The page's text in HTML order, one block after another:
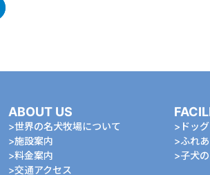
ABOUT US
世界の名犬牧場について
施設案内
料金案内
交通アクセス
ドッ
ふれ
⼦⽝